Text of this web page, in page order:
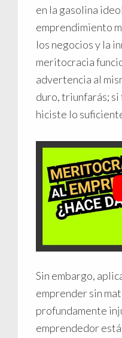
en la gasolina
emprendimiento
los negocios y la
meritocracia
advertencia al
duro, triunfarás; si
hiciste lo
Sin embargo,
emprender sin
profundamente
emprendedor